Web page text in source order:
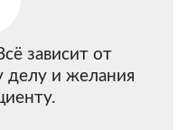
зависит от
делу и желания